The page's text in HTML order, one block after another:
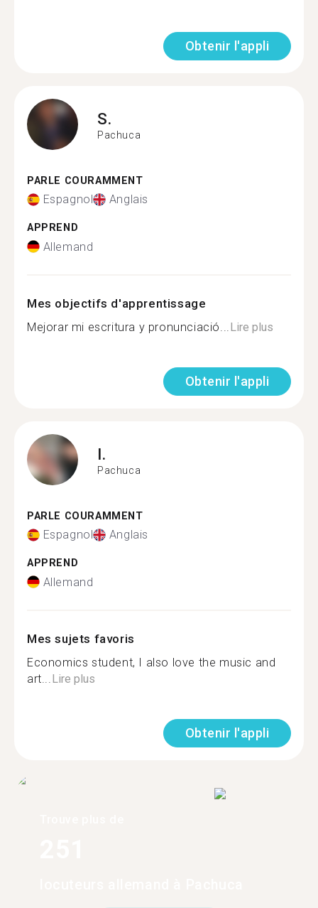
Obtenir l'appli
S.
Pachuca
PARLE COURAMMENT
Espagnol Anglais
APPREND
Allemand
Mes objectifs d'apprentissage
Mejorar mi escritura y pronunciació... Lire plus
Obtenir l'appli
I.
Pachuca
PARLE COURAMMENT
Espagnol Anglais
APPREND
Allemand
Mes sujets favoris
Economics student, I also love the music and
art... Lire plus
Obtenir l'appli